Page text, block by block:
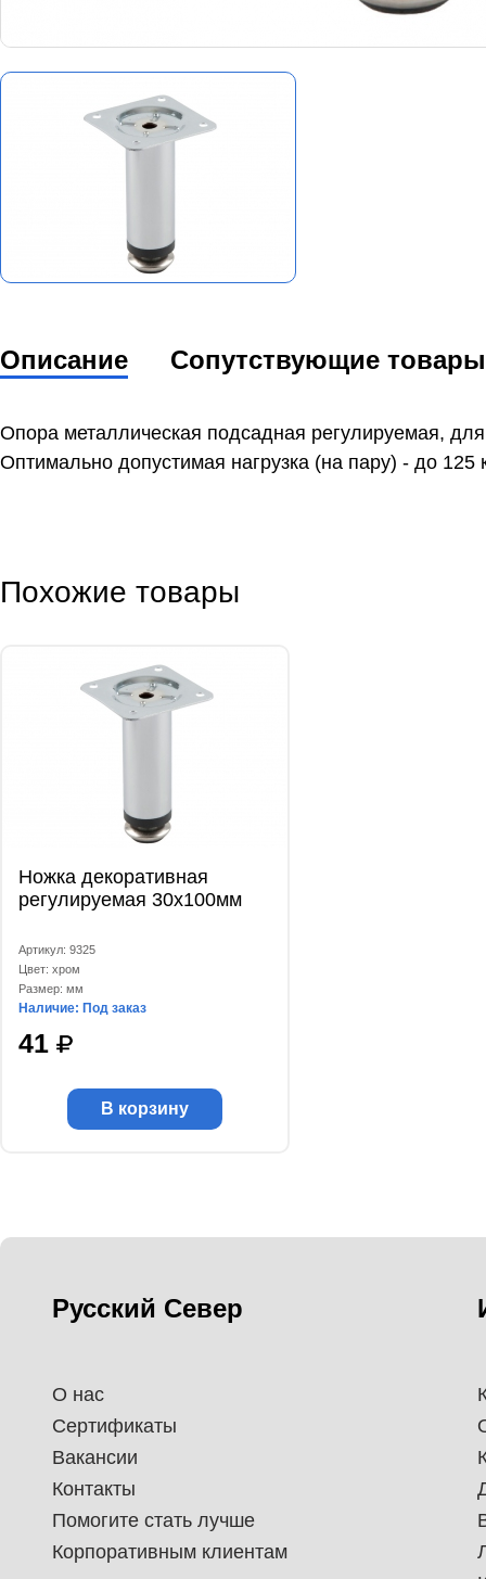
Описание Сопутствующие товары
Опора металлическая подсадная регулируемая,
Оптимально допустимая нагрузка (на пару) - до 125
Похожие товары
Ножка декоративная
регулируемая 30x100мм
Артикул: 9325
Цвет: хром
Размер: мм
Наличие: Под заказ
41
В корзину
Русский Север
О нас
Сертификаты
Вакансии
Контакты
Помогите стать лучше
Корпоративным клиентам